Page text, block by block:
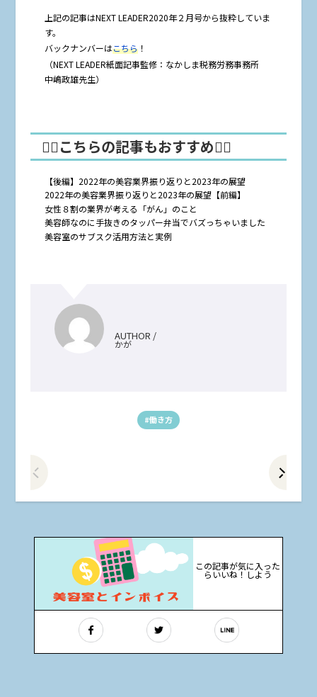
上記の記事はNEXT LEADER2020年２月号から抜粋していま
す。
バックナンバーはこちら！
（NEXT LEADER紙面記事監修：なかしま税務労務事務所
中嶋政雄先生）
🤸‍♂️こちらの記事もおすすめ🤸‍♀️
【後編】2022年の美容業界振り返りと2023年の展望
2022年の美容業界振り返りと2023年の展望【前編】
女性８割の業界が考える「がん」のこと
美容師なのに手抜きのタッパー弁当でバズっちゃいました
美容室のサブスク活用方法と実例
AUTHOR /
かが
#働き方
この記事が気に入った
らいいね！しよう